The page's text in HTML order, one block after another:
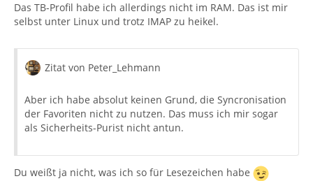
Das TB-Profil habe ich allerdings nicht im RAM. Das ist mir
selbst unter Linux und trotz IMAP zu heikel.
Zitat von Peter_Lehmann
Aber ich habe absolut keinen Grund, die Syncronisation
der Favoriten nicht zu nutzen. Das muss ich mir sogar
als Sicherheits-Purist nicht antun.
Du weißt ja nicht, was ich so für Lesezeichen habe